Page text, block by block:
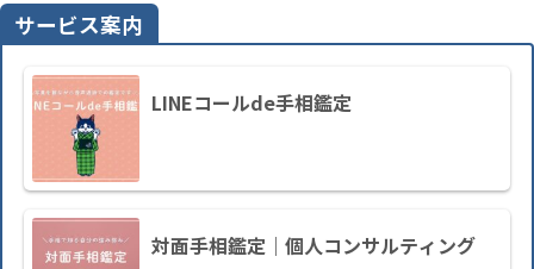
サービス案内
LINEコールde手相鑑定
対面手相鑑定｜個人コンサルティング